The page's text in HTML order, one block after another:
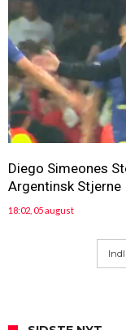
Diego Simeones
Argentinsk Stjerne
18:02, 05 august